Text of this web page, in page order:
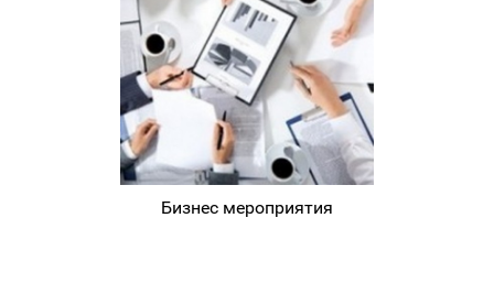
Бизнес мероприятия